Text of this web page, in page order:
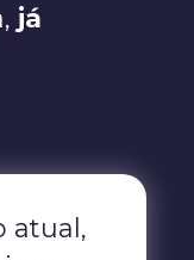
já
atual,